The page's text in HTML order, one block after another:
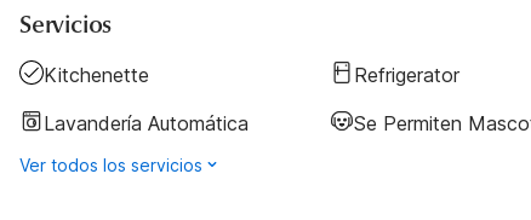
Servicios
Kitchenette Refrigerator
Lavandería Automática
Se Permiten
Ver todos los servicios